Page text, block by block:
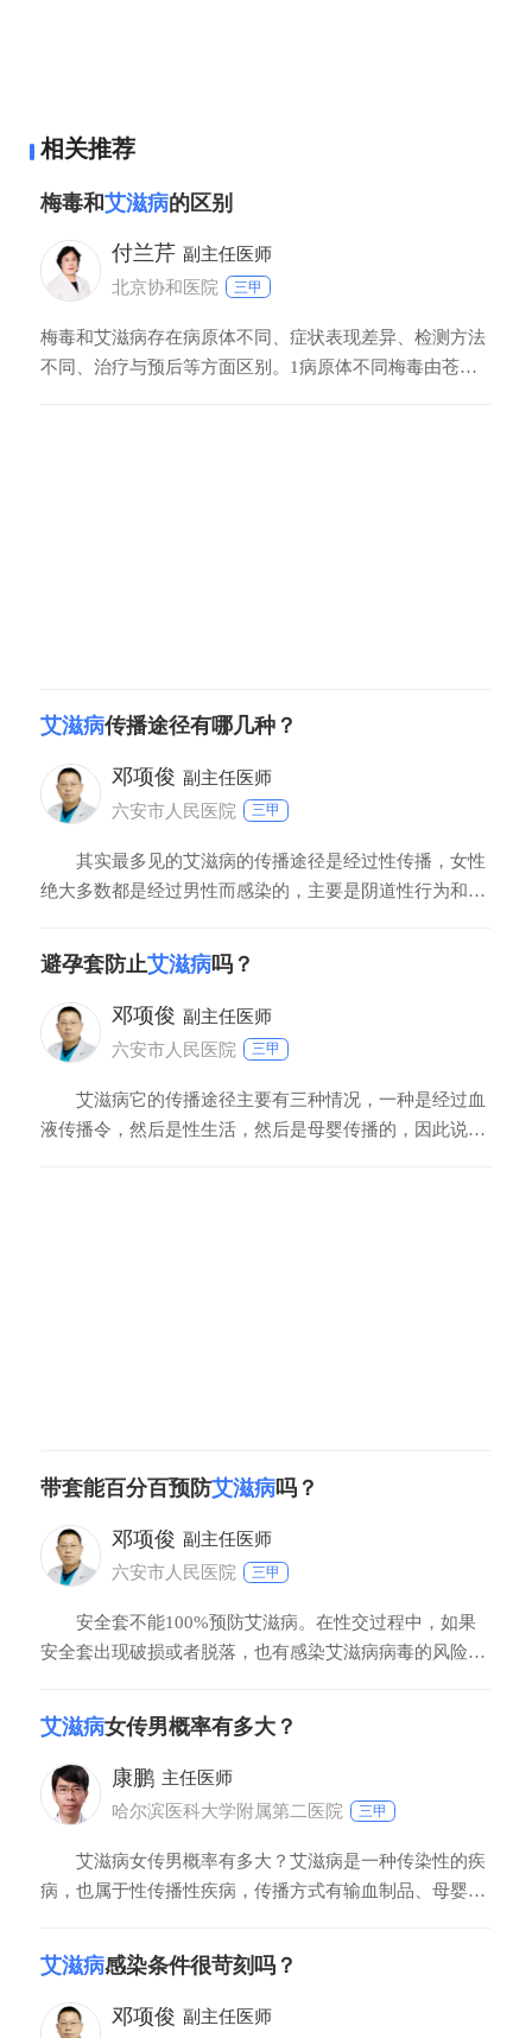
相关推荐
梅毒和艾滋病的区别
付兰芹 副主任医师
北京协和医院
三甲
梅毒和艾滋病存在病原体不同、症状表现差异、检测方法
不同、治疗与预后等方面区别。1病原体不同梅毒由苍白
艾滋病传播途径有哪几种？
邓项俊 副主任医师
六安市人民医院
三甲
其实最多见的艾滋病的传播途径是经过性传播，女性
绝大多数都是经过男性而感染的，主要是阴道性行为和肛
百分之七八十以上都是经过男性同性性行为而感染，男同
的风险是很大的。除了性行为，其他的可以在不正规的机
构进行有创的操作，比如静脉吸毒，比如纹身就有可能会
避孕套防止艾滋病吗？
邓项俊 副主任医师
六安市人民医院
三甲
艾滋病它的传播途径主要有三种情况，一种是经过血
液传播令，然后是性生活，然后是母婴传播的，因此说我
带套能百分百预防艾滋病吗？
邓项俊 副主任医师
六安市人民医院
三甲
安全套不能100%预防艾滋病。在性交过程中，如果
安全套出现破损或者脱落，也有感染艾滋病病毒的风险。
传播途径是血液传播、性接触传播和母婴垂直传播。目前
性接触传播是最主要的传播方式之一，它包括同性和异性
之间的传播，尤其是性生活的过程中，如果阴部有局部
艾滋病女传男概率有多大？
康鹏 主任医师
哈尔滨医科大学附属第二医院
三甲
艾滋病女传男概率有多大？艾滋病是一种传染性的疾
病，也属于性传播性疾病，传播方式有输血制品、母婴传
病毒的数量以及病毒的毒力和入侵男方的方式均有相关
性。研究表明，女性感染者唾液、阴道分泌物以及乳汁等
均含有艾滋病病毒。如果和男方密切接触，特别是性生活
艾滋病感染条件很苛刻吗？
邓项俊 副主任医师